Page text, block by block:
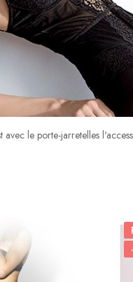
avec le porte-jarretelles